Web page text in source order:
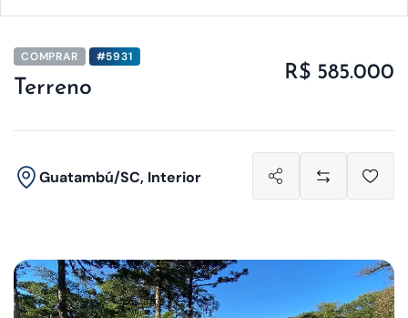
COMPRAR #5931
Terreno
R$ 585.000
Guatambú/SC, Interior